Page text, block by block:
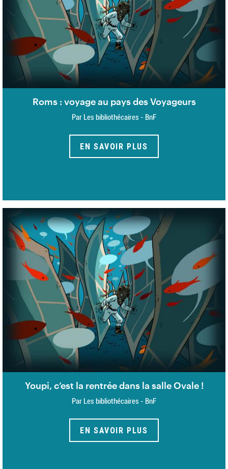
Roms : voyage au pays des Voyageurs
Par Les bibliothécaires - BnF
EN SAVOIR PLUS
Youpi, c’est la rentrée dans la salle Ovale !
Par Les bibliothécaires - BnF
EN SAVOIR PLUS